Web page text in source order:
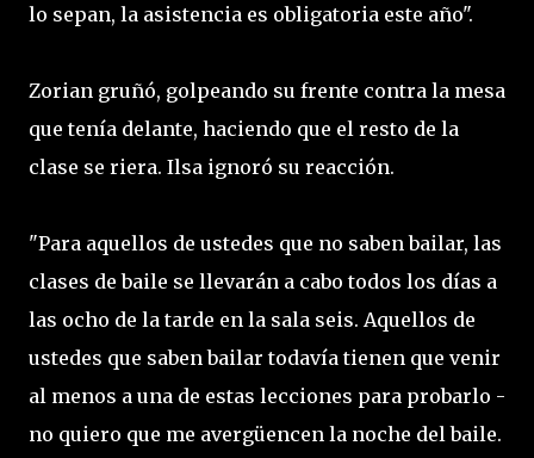
lo sepan, la asistencia es obligatoria este año".
Zorian gruñó, golpeando su frente contra la mesa
que tenía delante, haciendo que el resto de la
clase se riera. Ilsa ignoró su reacción.
"Para aquellos de ustedes que no saben bailar, las
clases de baile se llevarán a cabo todos los días a
las ocho de la tarde en la sala seis. Aquellos de
ustedes que saben bailar todavía tienen que venir
al menos a una de estas lecciones para probarlo -
no quiero que me avergüencen la noche del baile.